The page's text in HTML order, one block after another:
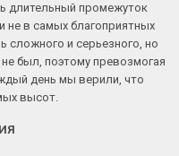
длительный промежуток
в самых благоприятных
сложного и серьезного, но
был, поэтому превозмогая
день мы верили, что
высот.